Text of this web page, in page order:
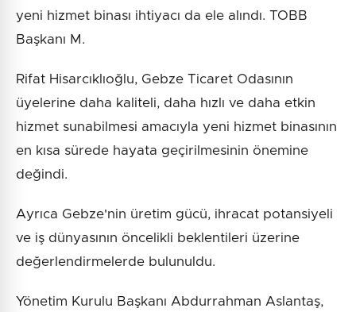
yeni hizmet binası ihtiyacı da ele alındı. TOBB
Başkanı M.
Rifat Hisarcıklıoğlu, Gebze Ticaret Odasının
üyelerine daha kaliteli, daha hızlı ve daha etkin
hizmet sunabilmesi amacıyla yeni hizmet binasının
en kısa sürede hayata geçirilmesinin önemine
değindi.
Ayrıca Gebze'nin üretim gücü, ihracat potansiyeli
ve iş dünyasının öncelikli beklentileri üzerine
değerlendirmelerde bulunuldu.
Yönetim Kurulu Başkanı Abdurrahman Aslantaş,